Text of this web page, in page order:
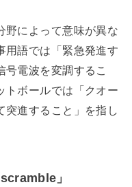
野によって意味が異な
用語では「緊急発進す
号電波を変調するこ
トボールでは「クオー
突進すること」を指し
」